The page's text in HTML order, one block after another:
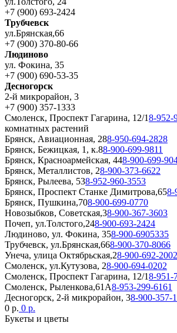
+7 (900) 693-2424
Трубчевск
ул.Брянская,66
+7 (900) 370-80-66
Людиново
ул. Фокина, 35
+7 (900) 690-53-35
Десногорск
2-й микрорайон, 3
+7 (900) 357-1333
Смоленск, Проспект Гагарина, 12/18-952-
комнатных растений
Брянск, Авиационная, 288-950-694-2828
Брянск, Бежицкая, 1, к.88-900-699-9811
Брянск, Красноармейская, 448-900-699-
Брянск, Металлистов, 28-900-373-6622
Брянск, Рылеева, 538-952-960-3553
Брянск, Проспект Станке Димитрова,658-
Брянск, Пушкина,708-900-699-0770
Новозыбков, Советская,38-900-367-3603
Почеп, ул.Толстого,248-900-693-2424
Людиново, ул. Фокина, 358-900-6905335
Трубчевск, ул.Брянская,668-900-370-8066
Унеча, улица Октябрьская,28-900-692-2002
Смоленск, ул.Кутузова, 28-900-694-0202
Смоленск, Проспект Гагарина, 12/18-951-
Смоленск, Рыленкова,61А8-953-299-6161
Десногорск, 2-й микрорайон, 38-900-357-
0 р. 0 р.
Букеты и цветы